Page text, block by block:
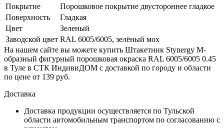
Покрытие
Порошковое покрытие двустороннее гладкое
Поверхность
Гладкая
Цвет
Зеленый
Заводской цвет RAL 6005/6005, зелёный мох
На нашем сайте вы можете купить Штакетник Stynergy М-
образный фигурный порошковая окраска RAL 6005/6005 0.45
в Туле в СТК ИндивиДОМ с доставкой по городу и области
по цене от 139 руб.
Доставка
Доставка продукции осуществляется по Тульской
области автомобильным транспортом по согласованию с